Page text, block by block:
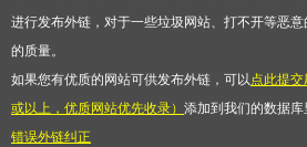
进行发布外链，对于一些垃圾网站、打不开等恶
的质量。
如果您有优质的网站可供发布外链，可以点此提
或以上，优质网站优先收录） 添加到我们的数据
错误外链纠正